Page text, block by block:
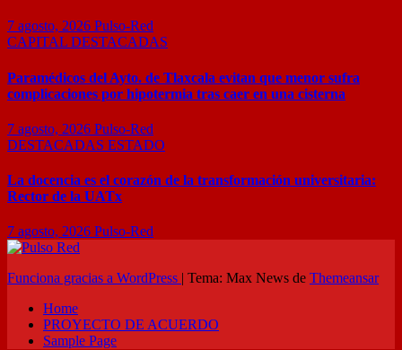
7 agosto, 2026 Pulso-Red
CAPITAL DESTACADAS
Paramédicos del Ayto. de Tlaxcala evitan que menor sufra
complicaciones por hipotermia tras caer en una cisterna
7 agosto, 2026 Pulso-Red
DESTACADAS ESTADO
La docencia es el corazón de la transformación universitaria:
Rector de la UATx
7 agosto, 2026 Pulso-Red
Funciona gracias a WordPress Tema: Max News de Themeansar
Home
PROYECTO DE ACUERDO
Sample Page